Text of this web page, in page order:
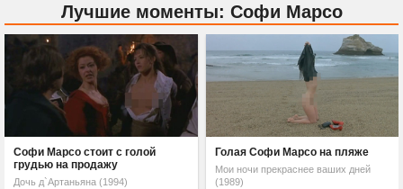
Лучшие моменты: Софи Марсо
Софи Марсо стоит с голой
грудью на продажу
Дочь д`Артаньяна (1994)
Голая Софи Марсо на пляже
Мои ночи прекраснее ваших дней
(1989)